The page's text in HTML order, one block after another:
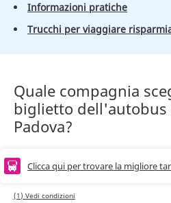
Informazioni pratiche
Trucchi per viaggiare
Quale compagnia
biglietto dell'autobus
Padova?
Clicca qui per trovare la migliore
(1) Vedi condizioni